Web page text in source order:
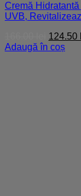
Cremă
UVB,
Prețul
inițial
124.50
Adaugă în coș